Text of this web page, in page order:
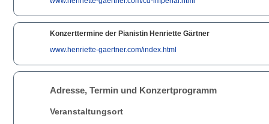
Konzerttermine der Pianistin Henriette Gärtner
www.henriette-gaertner.com/index.html
Adresse, Termin und Konzertprogramm
Veranstaltungsort